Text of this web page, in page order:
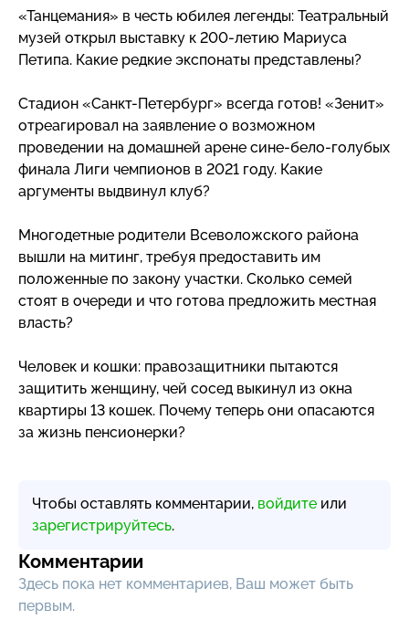
«Танцемания» в честь юбилея легенды: Театральный
музей открыл выставку к 200-летию Мариуса
Петипа. Какие редкие экспонаты представлены?
Стадион «Санкт-Петербург» всегда готов! «Зенит»
отреагировал на заявление о возможном
проведении на домашней арене сине-бело-голубых
финала Лиги чемпионов в 2021 году. Какие
аргументы выдвинул клуб?
Многодетные родители Всеволожского района
вышли на митинг, требуя предоставить им
положенные по закону участки. Сколько семей
стоят в очереди и что готова предложить местная
власть?
Человек и кошки: правозащитники пытаются
защитить женщину, чей сосед выкинул из окна
квартиры 13 кошек. Почему теперь они опасаются
за жизнь пенсионерки?
Чтобы оставлять комментарии, войдите или
зарегистрируйтесь.
Комментарии
Здесь пока нет комментариев, Ваш может быть
первым.